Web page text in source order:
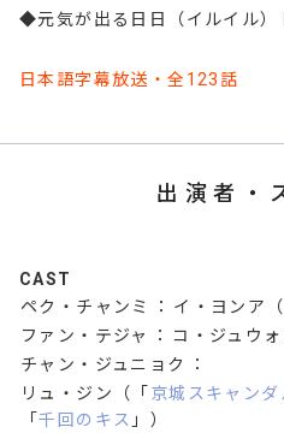
◆元気が出る日日（イルイル）
日本語字幕放送・全123話
出演者・
CAST
ペク・チャンミ
： イ・ヨンア（
ファン・テジャ
： コ・ジュウォ
チャン・ジュニョク
：
リュ・ジン（「 京城スキャンダ
「千回のキス 」）